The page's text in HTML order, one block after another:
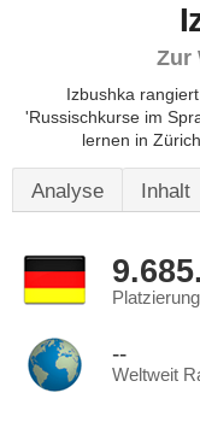
Zur
Izbushka
'Russischkurse im
lernen in
Analyse Inhalt
--
Weltweit